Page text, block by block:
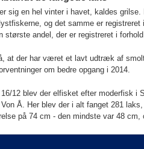
sig en hel vinter i havet, kaldes
og det samme er
største andel, der er registreret i
at der har været et lavt udtræk af
om bedre opgang i 2014.
16/12 blev der elfisket efter moderfisk
Å. Her blev der i alt fanget 281
på 74 cm - den mindste var 48 cm,